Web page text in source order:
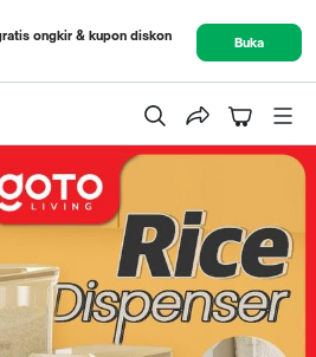
ongkir & kupon diskon
Buka